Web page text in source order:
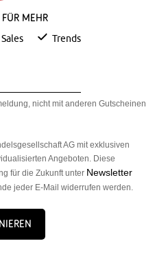
für mehr
Sales Trends
nicht mit anderen Gutscheinen
AG mit exklusiven
Angeboten. Diese
für die Zukunft unter Newsletter
jeder E-Mail widerrufen werden.